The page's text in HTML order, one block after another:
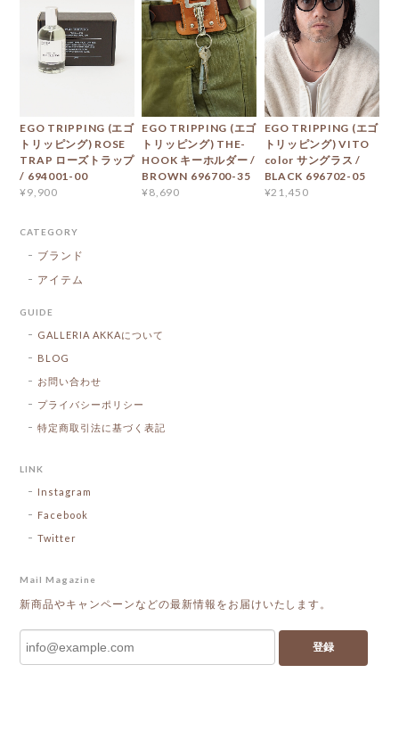
EGO TRIPPING (エゴ
トリッピング) ROSE
TRAP ローズトラップ
/ 694001-00
¥9,900
EGO TRIPPING (エゴ
トリッピング) THE-
HOOK キーホルダー /
BROWN 696700-35
¥8,690
EGO TRIPPING (エゴ
トリッピング) VITO
color サングラス /
BLACK 696702-05
¥21,450
CATEGORY
ブランド
アイテム
GUIDE
GALLERIA AKKAについて
BLOG
お問い合わせ
プライバシーポリシー
特定商取引法に基づく表記
LINK
Instagram
Facebook
Twitter
Mail Magazine
新商品やキャンペーンなどの最新情報をお届けいたします。
登録